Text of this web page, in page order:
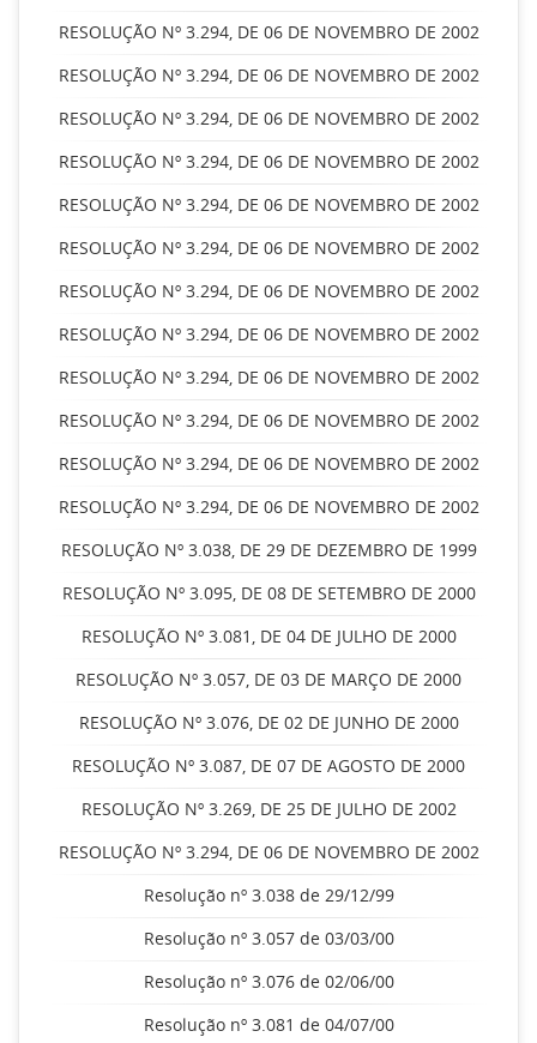
RESOLUÇÃO Nº 3.294, DE 06 DE NOVEMBRO DE 2002
RESOLUÇÃO Nº 3.294, DE 06 DE NOVEMBRO DE 2002
RESOLUÇÃO Nº 3.294, DE 06 DE NOVEMBRO DE 2002
RESOLUÇÃO Nº 3.294, DE 06 DE NOVEMBRO DE 2002
RESOLUÇÃO Nº 3.294, DE 06 DE NOVEMBRO DE 2002
RESOLUÇÃO Nº 3.294, DE 06 DE NOVEMBRO DE 2002
RESOLUÇÃO Nº 3.294, DE 06 DE NOVEMBRO DE 2002
RESOLUÇÃO Nº 3.294, DE 06 DE NOVEMBRO DE 2002
RESOLUÇÃO Nº 3.294, DE 06 DE NOVEMBRO DE 2002
RESOLUÇÃO Nº 3.294, DE 06 DE NOVEMBRO DE 2002
RESOLUÇÃO Nº 3.294, DE 06 DE NOVEMBRO DE 2002
RESOLUÇÃO Nº 3.294, DE 06 DE NOVEMBRO DE 2002
RESOLUÇÃO Nº 3.038, DE 29 DE DEZEMBRO DE 1999
RESOLUÇÃO Nº 3.095, DE 08 DE SETEMBRO DE 2000
RESOLUÇÃO Nº 3.081, DE 04 DE JULHO DE 2000
RESOLUÇÃO Nº 3.057, DE 03 DE MARÇO DE 2000
RESOLUÇÃO Nº 3.076, DE 02 DE JUNHO DE 2000
RESOLUÇÃO Nº 3.087, DE 07 DE AGOSTO DE 2000
RESOLUÇÃO Nº 3.269, DE 25 DE JULHO DE 2002
RESOLUÇÃO Nº 3.294, DE 06 DE NOVEMBRO DE 2002
Resolução nº 3.038 de 29/12/99
Resolução nº 3.057 de 03/03/00
Resolução nº 3.076 de 02/06/00
Resolução nº 3.081 de 04/07/00